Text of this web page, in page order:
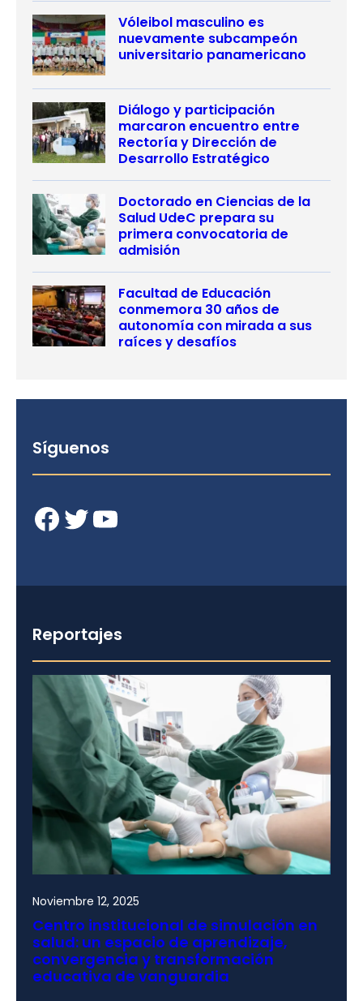
Vóleibol masculino es
nuevamente subcampeón
universitario panamericano
Diálogo y participación
marcaron encuentro entre
Rectoría y Dirección de
Desarrollo Estratégico
Doctorado en Ciencias de la
Salud UdeC prepara su
primera convocatoria de
admisión
Facultad de Educación
conmemora 30 años de
autonomía con mirada a sus
raíces y desafíos
Síguenos
Facebook Twitter YouTube
Reportajes
Noviembre 12, 2025
Centro institucional de simulación en
salud: un espacio de aprendizaje,
convergencia y transformación
educativa de vanguardia